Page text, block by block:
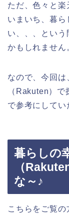
ただ、色々と楽
いまいち、暮
い、、、とい
かもしれません
なので、今回は
（Rakuten）
で参考にしてい
暮らしの
（
な～♪
こちらをご覧